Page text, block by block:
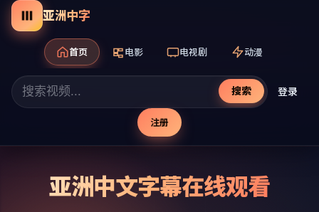
亚洲中字
首页 电影 电视剧 动漫
搜索 登录
注册
亚洲中文字幕在线观看